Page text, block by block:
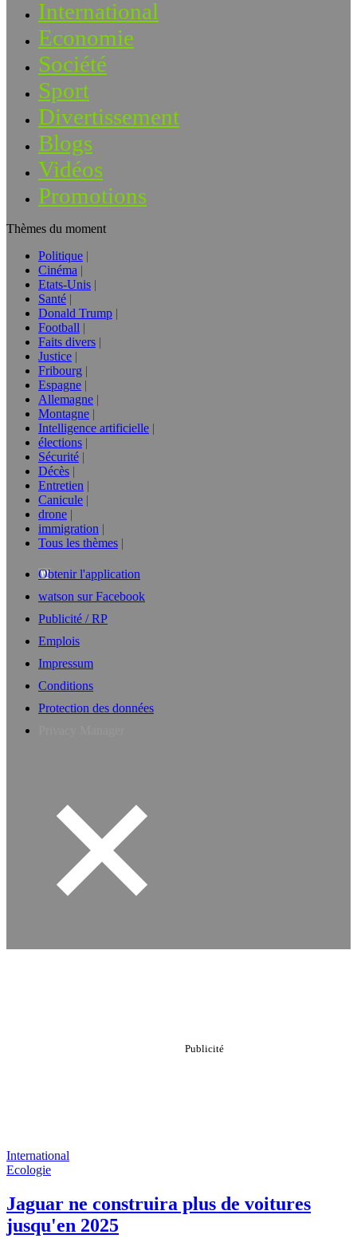
International
Economie
Société
Sport
Divertissement
Blogs
Vidéos
Promotions
Thèmes du moment
Politique
Cinéma
Etats-Unis
Santé
Donald Trump
Football
Faits divers
Justice
Fribourg
Espagne
Allemagne
Montagne
Intelligence artificielle
élections
Sécurité
Décès
Entretien
Canicule
drone
immigration
Tous les thèmes
Obtenir l'application
watson sur Facebook
Publicité / RP
Emplois
Impressum
Conditions
Protection des données
International
Ecologie
Jaguar ne construira plus de voitures
jusqu'en 2025